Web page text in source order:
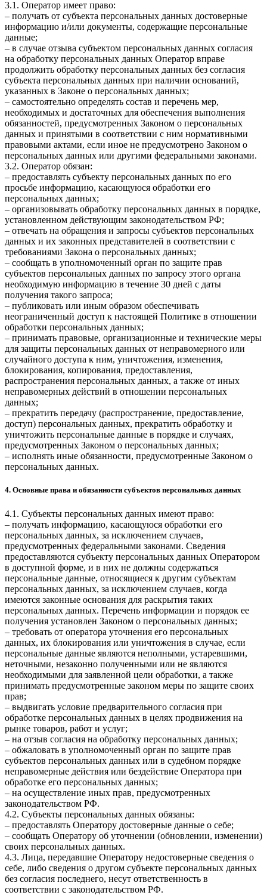
3.1. Оператор имеет право:
– получать от субъекта персональных данных достоверные
информацию и/или документы, содержащие персональные
данные;
– в случае отзыва субъектом персональных данных согласия
на обработку персональных данных Оператор вправе
продолжить обработку персональных данных без согласия
субъекта персональных данных при наличии оснований,
указанных в Законе о персональных данных;
– самостоятельно определять состав и перечень мер,
необходимых и достаточных для обеспечения выполнения
обязанностей, предусмотренных Законом о персональных
данных и принятыми в соответствии с ним нормативными
правовыми актами, если иное не предусмотрено Законом о
персональных данных или другими федеральными законами.
3.2. Оператор обязан:
– предоставлять субъекту персональных данных по его
просьбе информацию, касающуюся обработки его
персональных данных;
– организовывать обработку персональных данных в порядке,
установленном действующим законодательством РФ;
– отвечать на обращения и запросы субъектов персональных
данных и их законных представителей в соответствии с
требованиями Закона о персональных данных;
– сообщать в уполномоченный орган по защите прав
субъектов персональных данных по запросу этого органа
необходимую информацию в течение 30 дней с даты
получения такого запроса;
– публиковать или иным образом обеспечивать
неограниченный доступ к настоящей Политике в отношении
обработки персональных данных;
– принимать правовые, организационные и технические меры
для защиты персональных данных от неправомерного или
случайного доступа к ним, уничтожения, изменения,
блокирования, копирования, предоставления,
распространения персональных данных, а также от иных
неправомерных действий в отношении персональных
данных;
– прекратить передачу (распространение, предоставление,
доступ) персональных данных, прекратить обработку и
уничтожить персональные данные в порядке и случаях,
предусмотренных Законом о персональных данных;
– исполнять иные обязанности, предусмотренные Законом о
персональных данных.
4. Основные права и обязанности субъектов персональных данных
4.1. Субъекты персональных данных имеют право:
– получать информацию, касающуюся обработки его
персональных данных, за исключением случаев,
предусмотренных федеральными законами. Сведения
предоставляются субъекту персональных данных Оператором
в доступной форме, и в них не должны содержаться
персональные данные, относящиеся к другим субъектам
персональных данных, за исключением случаев, когда
имеются законные основания для раскрытия таких
персональных данных. Перечень информации и порядок ее
получения установлен Законом о персональных данных;
– требовать от оператора уточнения его персональных
данных, их блокирования или уничтожения в случае, если
персональные данные являются неполными, устаревшими,
неточными, незаконно полученными или не являются
необходимыми для заявленной цели обработки, а также
принимать предусмотренные законом меры по защите своих
прав;
– выдвигать условие предварительного согласия при
обработке персональных данных в целях продвижения на
рынке товаров, работ и услуг;
– на отзыв согласия на обработку персональных данных;
– обжаловать в уполномоченный орган по защите прав
субъектов персональных данных или в судебном порядке
неправомерные действия или бездействие Оператора при
обработке его персональных данных;
– на осуществление иных прав, предусмотренных
законодательством РФ.
4.2. Субъекты персональных данных обязаны:
– предоставлять Оператору достоверные данные о себе;
– сообщать Оператору об уточнении (обновлении, изменении)
своих персональных данных.
4.3. Лица, передавшие Оператору недостоверные сведения о
себе, либо сведения о другом субъекте персональных данных
без согласия последнего, несут ответственность в
соответствии с законодательством РФ.